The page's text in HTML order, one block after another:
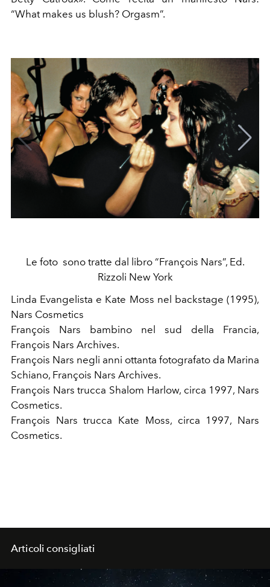
“What makes us blush? Orgasm”.
Le foto sono tratte dal libro “François Nars”, Ed.
Rizzoli New York
Linda Evangelista e Kate Moss nel backstage (1995),
Nars Cosmetics
François Nars bambino nel sud della Francia,
François Nars Archives.
François Nars negli anni ottanta fotografato da Marina
Schiano, François Nars Archives.
François Nars trucca Shalom Harlow, circa 1997, Nars
Cosmetics.
François Nars trucca Kate Moss, circa 1997, Nars
Cosmetics.
Articoli consigliati